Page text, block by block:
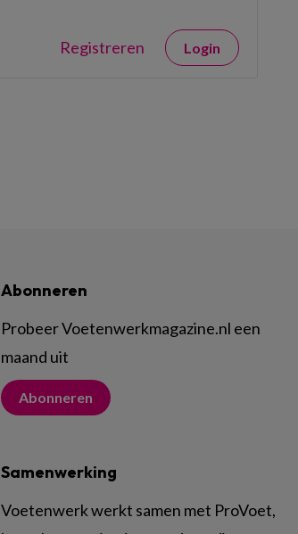
Registreren Login
Abonneren
Probeer Voetenwerkmagazine.nl een
maand uit
Abonneren
Samenwerking
Voetenwerk werkt samen met ProVoet,